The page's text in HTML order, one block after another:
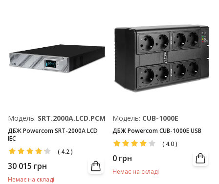
Модель: SRT.2000A.LCD.PCM
ДБЖ Powercom SRT-2000A LCD
IEC
( 4.2)
30 015 грн
Немає на складі
Модель: CUB-1000E
ДБЖ Powercom CUB-1000E USB
( 4.0)
0 грн
Немає на складі